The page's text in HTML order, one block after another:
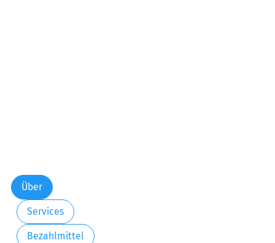
Über
Services
Bezahlmittel